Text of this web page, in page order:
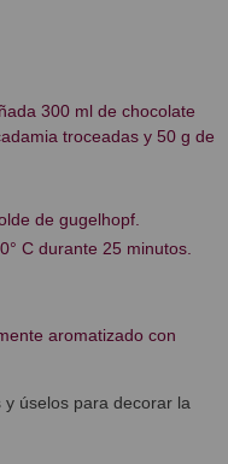
300 ml de chocolate
troceadas y 50 g de
de gugelhopf.
C durante 25 minutos.
aromatizado con
úselos para decorar la